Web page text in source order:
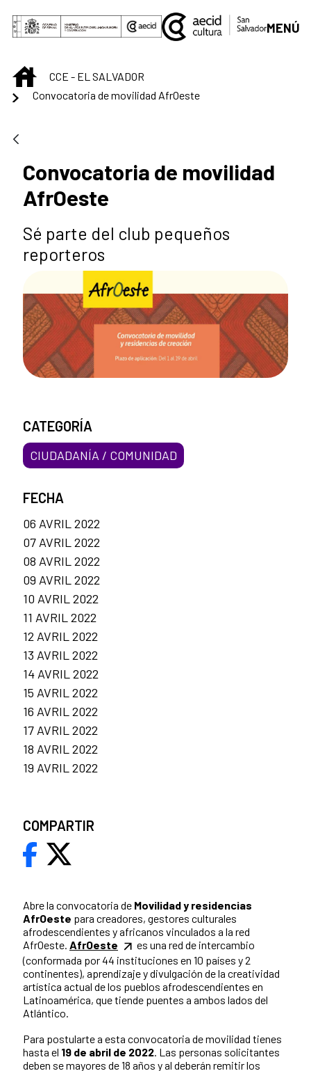
Saut au contenu principal
MENÚ
INICIOCCE - EL SALVADOR
Convocatoria de movilidad AfrOeste
Convocatoria de movilidad
AfrOeste
Sé parte del club pequeños
reporteros
Abre la convocatoria de Movilidad y residencias
AfrOeste para creadores, gestores culturales
afrodescendientes y africanos vinculados a la red
AfrOeste. AfrOeste
es una red de intercambio
(conformada por 44 instituciones en 10 países y 2
continentes), aprendizaje y divulgación de la creatividad
artística actual de los pueblos afrodescendientes en
Latinoamérica, que tiende puentes a ambos lados del
Atlántico.
Para postularte a esta convocatoria de movilidad tienes
hasta el 19 de abril de 2022. Las personas solicitantes
deben se mayores de 18 años y al deberán remitir los
CATEGORÍA
CIUDADANÍA / COMUNIDAD
FECHA
06 AVRIL 2022
07 AVRIL 2022
08 AVRIL 2022
09 AVRIL 2022
10 AVRIL 2022
11 AVRIL 2022
12 AVRIL 2022
13 AVRIL 2022
14 AVRIL 2022
15 AVRIL 2022
16 AVRIL 2022
17 AVRIL 2022
18 AVRIL 2022
19 AVRIL 2022
COMPARTIR